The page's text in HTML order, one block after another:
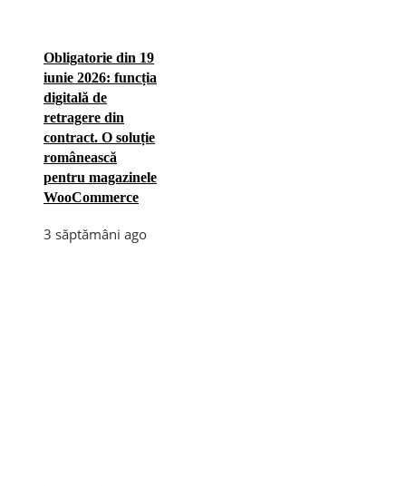
Obligatorie din 19
iunie 2026: funcția
digitală de
retragere din
contract. O soluție
românească
pentru magazinele
WooCommerce
3 săptămâni ago